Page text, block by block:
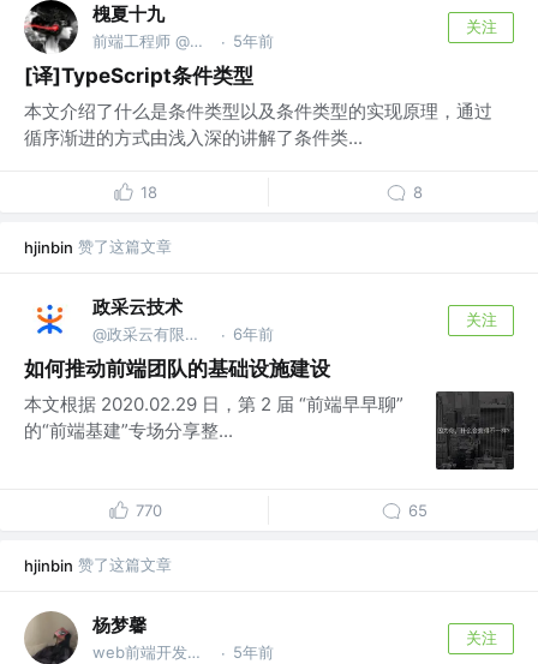
槐夏十九
前端工程师 @🐷厂 · 5年前
关注
[译]TypeScript条件类型
本文介绍了什么是条件类型以及条件类型的实现原理，通过
循序渐进的方式由浅入深的讲解了条件类...
18 8
hjinbin 赞了这篇文章
政采云技术
@政采云有限公司@政采云技术 · 6年前
关注
如何推动前端团队的基础设施建设
本文根据 2020.02.29 日，第 2 届 “前端早早聊”
的“前端基建”专场分享整...
770 65
hjinbin 赞了这篇文章
杨梦馨
web前端开发工程师 · 5年前
关注